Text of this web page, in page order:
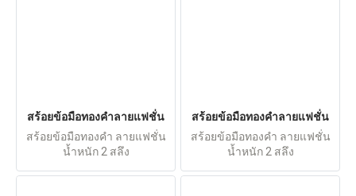
สร้อยข้อมือทองคำลายแฟชั่น
สร้อยข้อมือทองคำ ลายแฟชั่น
น้ำหนัก 2 สลึง
สร้อยข้อมือทองคำลายแฟชั่น
สร้อยข้อมือทองคำ ลายแฟชั่น
น้ำหนัก 2 สลึง